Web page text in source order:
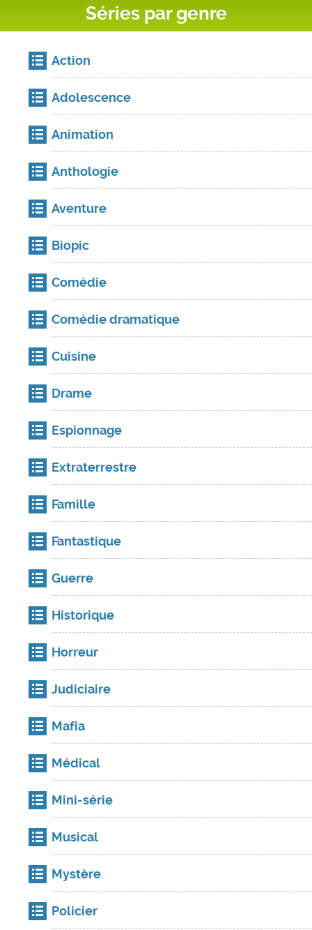
Séries par genre
Action
Adolescence
Animation
Anthologie
Aventure
Biopic
Comédie
Comédie dramatique
Cuisine
Drame
Espionnage
Extraterrestre
Famille
Fantastique
Guerre
Historique
Horreur
Judiciaire
Mafia
Médical
Mini-série
Musical
Mystère
Policier